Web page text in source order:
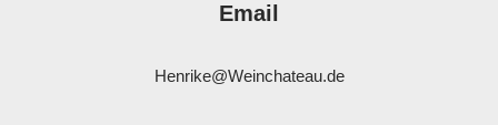
Email
Henrike@Weinchateau.de